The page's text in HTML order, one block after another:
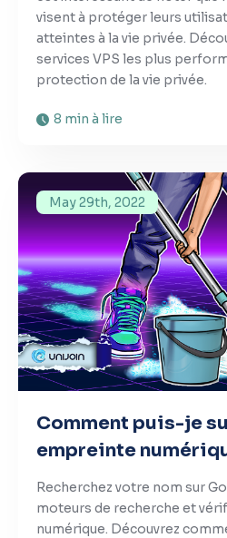
visent à protéger leurs
atteintes à la vie privée.
services VPS les plus
protection de la vie privée.
8 min à lire
May 29th, 2022
Comment puis-je
empreinte
Recherchez votre nom sur
moteurs de recherche et
numérique. Découvrez